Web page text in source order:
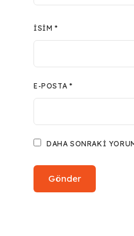
İSIM*
E-POSTA *
DAHA SONRAKI